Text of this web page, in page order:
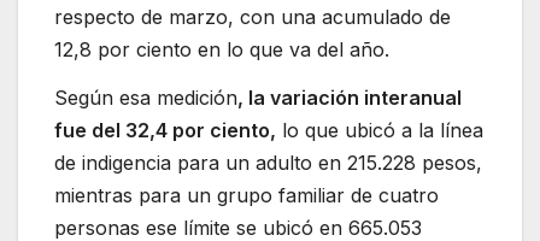
respecto de marzo, con una acumulado de
12,8 por ciento en lo que va del año.
Según esa medición, la variación interanual
fue del 32,4 por ciento, lo que ubicó a la línea
de indigencia para un adulto en 215.228 pesos,
mientras para un grupo familiar de cuatro
personas ese límite se ubicó en 665.053